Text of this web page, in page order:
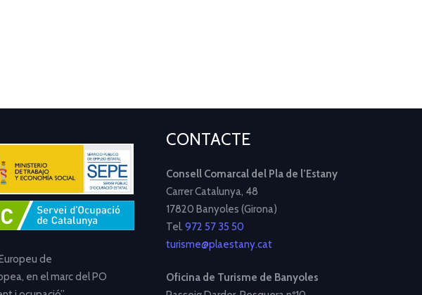
de
en el marc del PO
CONTACTE
Consell Comarcal del Pla de l’Estany
Carrer Catalunya, 48
17820 Banyoles (Girona)
Tel. 972 57 35 50
turisme@plaestany.cat
Oficina de Turisme de Banyoles